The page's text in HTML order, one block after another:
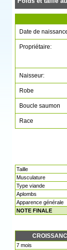
Date de
Propriétaire:
Naisseur:
Robe
Boucle saumon
Race
Taille
Musculature
Type viande
Aplombs
Apparence générale
NOTE FINALE
7 mois